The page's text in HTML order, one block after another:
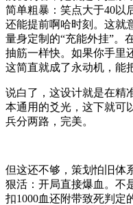
简单粗暴：笑点大于40以
还能提前啊哈时刻。这就
量身定制的“充能外挂”。
抽筋一样快。如果你手里
这简直就成了永动机，能
说白了，这设计就是在精
本通用的爻光，这下就可
兵分两路，完美。
但这还不够，策划怕旧体
狠活：开局直接爆血。不
扣1000血还附带致死判定